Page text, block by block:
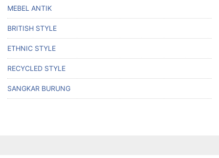
MEBEL ANTIK
BRITISH STYLE
ETHNIC STYLE
RECYCLED STYLE
SANGKAR BURUNG